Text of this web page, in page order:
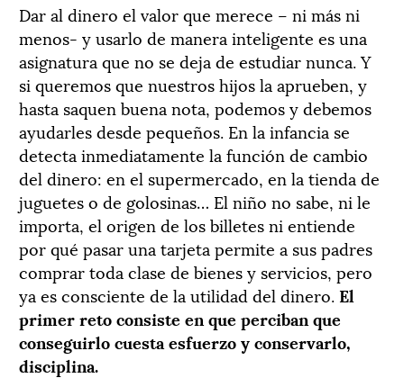
Dar al dinero el valor que merece – ni más ni
menos- y usarlo de manera inteligente es una
asignatura que no se deja de estudiar nunca. Y
si queremos que nuestros hijos la aprueben, y
hasta saquen buena nota, podemos y debemos
ayudarles desde pequeños. En la infancia se
detecta inmediatamente la función de cambio
del dinero: en el supermercado, en la tienda de
juguetes o de golosinas… El niño no sabe, ni le
importa, el origen de los billetes ni entiende
por qué pasar una tarjeta permite a sus padres
comprar toda clase de bienes y servicios, pero
ya es consciente de la utilidad del dinero.El
primer reto consiste en que perciban que
conseguirlo cuesta esfuerzo y conservarlo,
disciplina.